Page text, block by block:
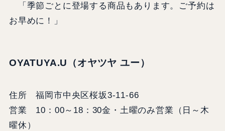
「季節ごとに登場する商品もあります。ご予約は
お早めに！」
OYATUYA.U（オヤツヤ ユー）
住所 福岡市中央区桜坂3-11-66
営業 10：00～18：30金・土曜のみ営業（日～木
曜休）